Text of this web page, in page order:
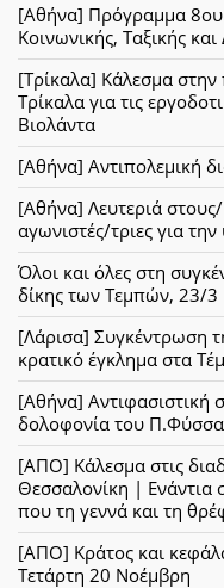
[Αθήνα] Πρόγραμμα 8ου
Κοινωνικής, Ταξικής
[Τρίκαλα] Κάλεσμα
Τρίκαλα για τις
Βιολάντα
[Αθήνα] Αντιπολεμική
[Αθήνα] Λευτεριά
αγωνιστές/τριες για
Όλοι και όλες στη
δίκης των Τεμπών, 23/3
[Λάρισα] Συγκέντρωση
κρατικό έγκλημα στα
[Αθήνα] Αντιφασιστική
δολοφονία του Π.Φύσσα
[ΑΠΟ] Κάλεσμα στις
Θεσσαλονίκη | Ενάντια
που τη γεννά και τη
[ΑΠΟ] Κράτος και
Τετάρτη 20 Νοέμβρη